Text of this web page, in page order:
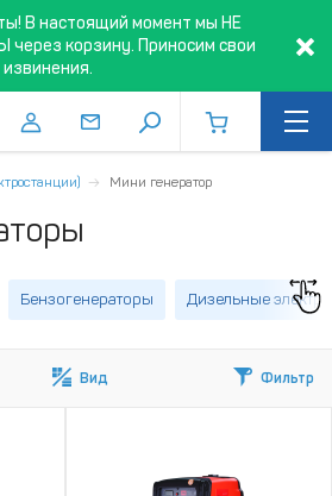
В настоящий момент мы НЕ
корзину. Приносим свои
извинения.
Мини генератор
Бензогенераторы Дизельные
Вид Фильтр